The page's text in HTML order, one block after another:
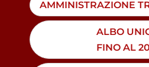
AMMINISTRAZIONE
ALBO
FINO AL